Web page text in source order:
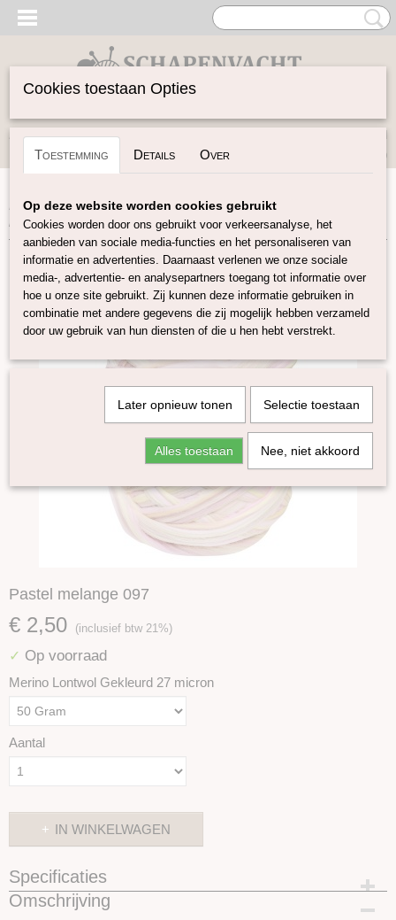
Inloggen Registreren
(0)
Home>Spinwol>Gekleurde Lontwol 27/23 mic
melange 097
Pastel melange 097
€ 2,50 (inclusief btw 21%)
✓ Op voorraad
Merino Lontwol Gekleurd 27 micron
Aantal
IN WINKELWAGEN
Specificaties
Productcode
Omschrijving
Cookies toestaan Opties
Toestemming Details Over
Op deze website worden cookies gebruikt
Cookies worden door ons gebruikt voor verkeersanalyse, het
aanbieden van sociale media-functies en het personaliseren van
informatie en advertenties. Daarnaast verlenen we onze sociale
media-, advertentie- en analysepartners toegang tot informatie over
hoe u onze site gebruikt. Zij kunnen deze informatie gebruiken in
combinatie met andere gegevens die zij mogelijk hebben verzameld
door uw gebruik van hun diensten of die u hen hebt verstrekt.
Later opnieuw tonen Selectie toestaan
Alles toestaan Nee, niet akkoord